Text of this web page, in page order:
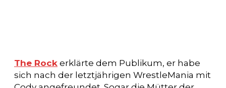
The Rock erklärte dem Publikum, er habe
sich nach der letztjährigen WrestleMania mit